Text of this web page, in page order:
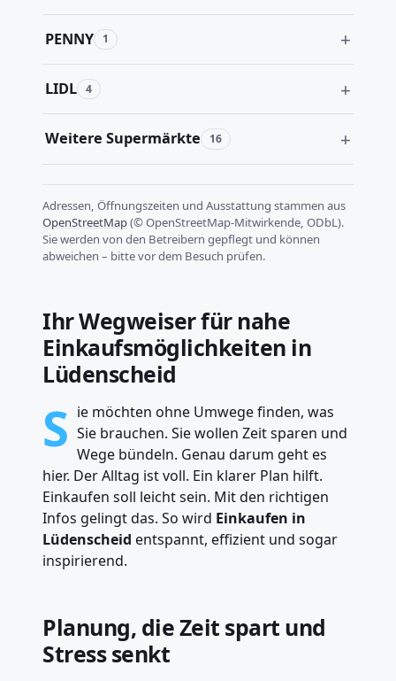
PENNY 1
LIDL 4
Weitere Supermärkte 16
Adressen, Öffnungszeiten und Ausstattung stammen aus
OpenStreetMap(© OpenStreetMap-Mitwirkende, ODbL).
Sie werden von den Betreibern gepflegt und können
abweichen – bitte vor dem Besuch prüfen.
Ihr Wegweiser für nahe
Einkaufsmöglichkeiten in
Lüdenscheid
S ie möchten ohne Umwege finden, was
Sie brauchen. Sie wollen Zeit sparen und
Wege bündeln. Genau darum geht es
hier. Der Alltag ist voll. Ein klarer Plan hilft.
Einkaufen soll leicht sein. Mit den richtigen
Infos gelingt das. So wird Einkaufen in
Lüdenscheid entspannt, effizient und sogar
inspirierend.
Planung, die Zeit spart und
Stress senkt